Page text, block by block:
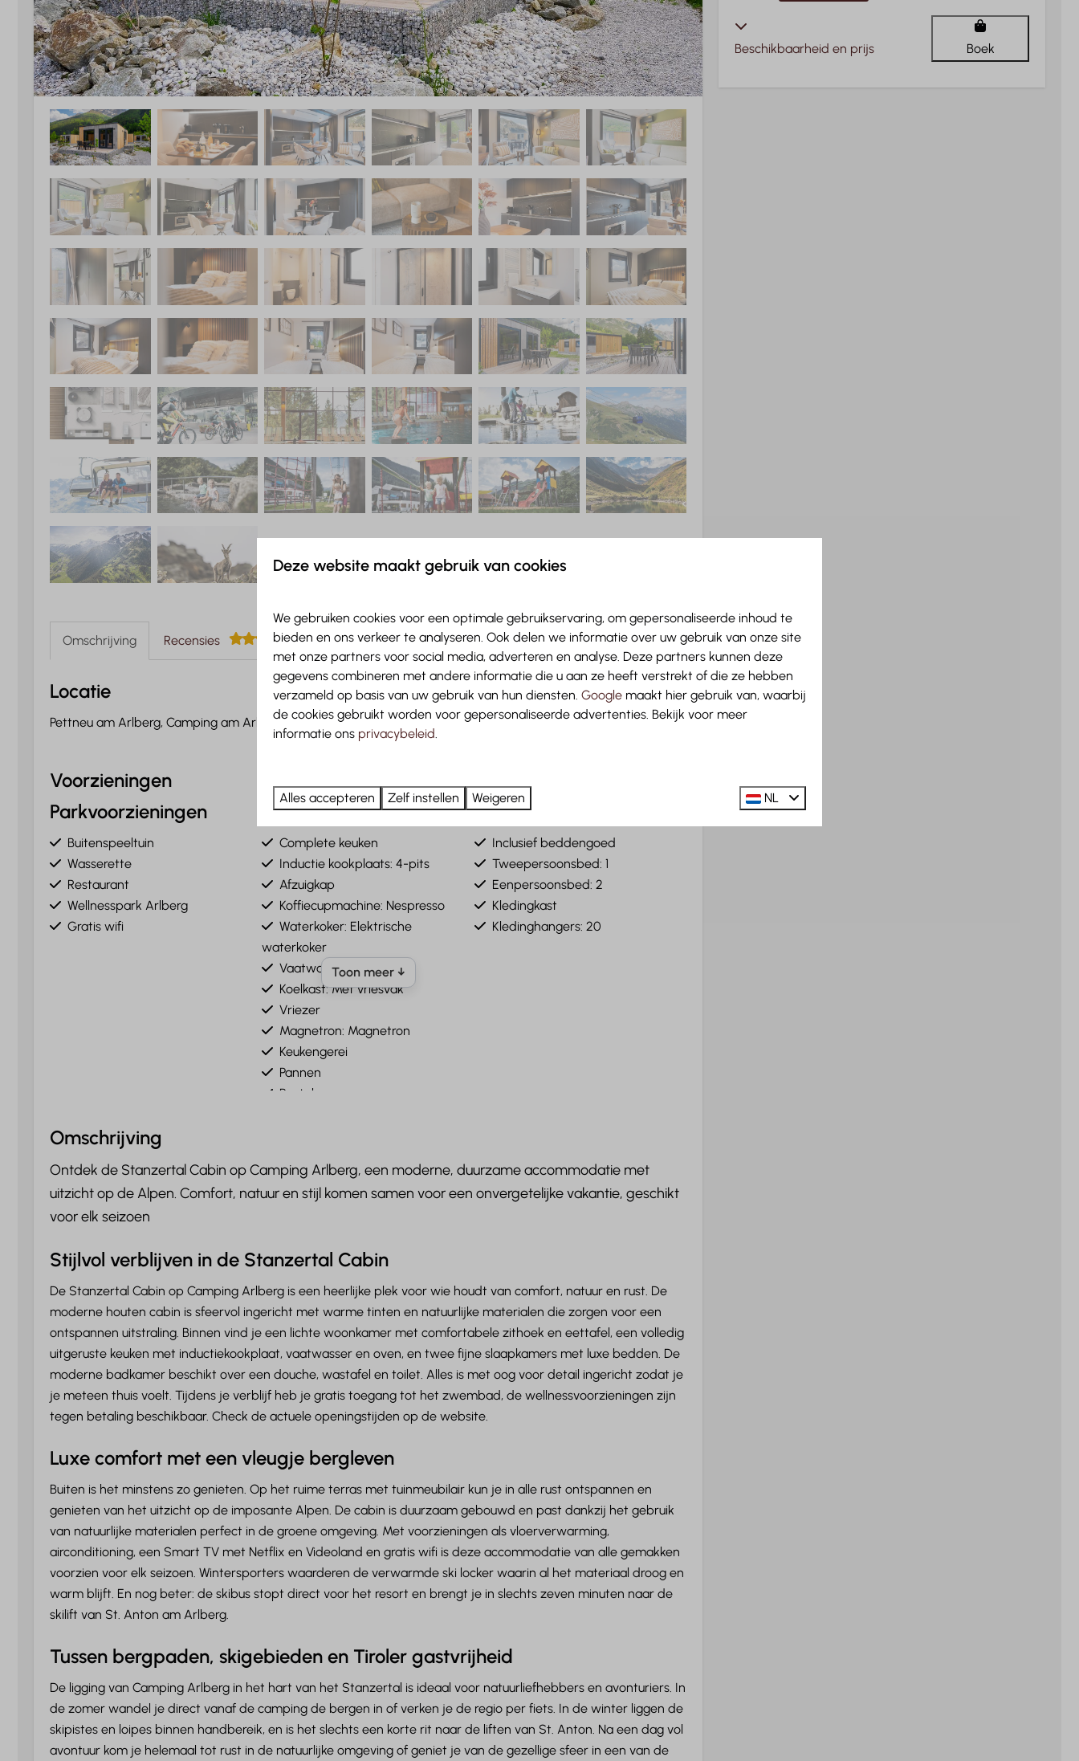
Omschrijving Recensies 8,9
Locatie
Pettneu am Arlberg, Camping am Arlberg
Voorzieningen
Parkvoorzieningen
Buitenspeeltuin
Wasserette
Restaurant
Wellnesspark Arlberg
Gratis wifi
Eten & drinken
Complete keuken
Inductie kookplaats: 4-pits
Afzuigkap
Koffiecupmachine: Nespresso
Waterkoker: Elektrische
waterkoker
Vaatwasser
Koelkast: Met vriesvak
Vriezer
Magnetron: Magnetron
Keukengerei
Pannen
Bestek
Slaapkamer
Inclusief beddengoed
Tweepersoonsbed: 1
Eenpersoonsbed: 2
Kledingkast
Kledinghangers: 20
Badkamer
Wastafel: 1
Handdoeken
Toilet
Verwarming &
Centrale verwarming
Airconditioning
Buiten
Verwarmde Skilocker
Locatie
Centrale ligging
Dichtbij het zwembad
Met zicht op bergen
Veiligheid
Brandblusser
Rookmelder
Entertainment
Smart TV
Videoland
Huisdieren
Huisdiervrij
Toon meer ↓
Omschrijving
Ontdek de Stanzertal Cabin op Camping Arlberg, een moderne, duurzame accommodatie met
uitzicht op de Alpen. Comfort, natuur en stijl komen samen voor een onvergetelijke vakantie, geschikt
voor elk seizoen
Stijlvol verblijven in de Stanzertal Cabin
De Stanzertal Cabin op Camping Arlberg is een heerlijke plek voor wie houdt van comfort, natuur en rust. De
moderne houten cabin is sfeervol ingericht met warme tinten en natuurlijke materialen die zorgen voor een
ontspannen uitstraling. Binnen vind je een lichte woonkamer met comfortabele zithoek en eettafel, een volledig
uitgeruste keuken met inductiekookplaat, vaatwasser en oven, en twee fijne slaapkamers met luxe bedden. De
moderne badkamer beschikt over een douche, wastafel en toilet. Alles is met oog voor detail ingericht zodat je
je meteen thuis voelt. Tijdens je verblijf heb je gratis toegang tot het zwembad, de wellnessvoorzieningen zijn
tegen betaling beschikbaar. Check de actuele openingstijden op de website.
Luxe comfort met een vleugje bergleven
Buiten is het minstens zo genieten. Op het ruime terras met tuinmeubilair kun je in alle rust ontspannen en
genieten van het uitzicht op de imposante Alpen. De cabin is duurzaam gebouwd en past dankzij het gebruik
van natuurlijke materialen perfect in de groene omgeving. Met voorzieningen als vloerverwarming,
airconditioning, een Smart TV met Netflix en Videoland en gratis wifi is deze accommodatie van alle gemakken
voorzien voor elk seizoen. Wintersporters waarderen de verwarmde ski locker waarin al het materiaal droog en
warm blijft. En nog beter: de skibus stopt direct voor het resort en brengt je in slechts zeven minuten naar de
skilift van St. Anton am Arlberg.
Tussen bergpaden, skigebieden en Tiroler gastvrijheid
De ligging van Camping Arlberg in het hart van het Stanzertal is ideaal voor natuurliefhebbers en avonturiers. In
de zomer wandel je direct vanaf de camping de bergen in of verken je de regio per fiets. In de winter liggen de
skipistes en loipes binnen handbereik, en is het slechts een korte rit naar de liften van St. Anton. Na een dag vol
avontuur kom je helemaal tot rust in de natuurlijke omgeving of geniet je van de gezellige sfeer in een van de
Beschikbaarheid en prijs Boek
Deze website maakt gebruik van cookies
We gebruiken cookies voor een optimale gebruikservaring, om gepersonaliseerde inhoud te
bieden en ons verkeer te analyseren. Ook delen we informatie over uw gebruik van onze site
met onze partners voor social media, adverteren en analyse. Deze partners kunnen deze
gegevens combineren met andere informatie die u aan ze heeft verstrekt of die ze hebben
verzameld op basis van uw gebruik van hun diensten. Google maakt hier gebruik van, waarbij
de cookies gebruikt worden voor gepersonaliseerde advertenties. Bekijk voor meer
informatie ons privacybeleid
Alles accepteren Zelf instellen Weigeren NL